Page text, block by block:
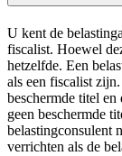
U kent de
fiscalist. Hoewel
hetzelfde. Een
als een fiscalist
beschermde titel
geen beschermde
belastingconsulent
verrichten als de